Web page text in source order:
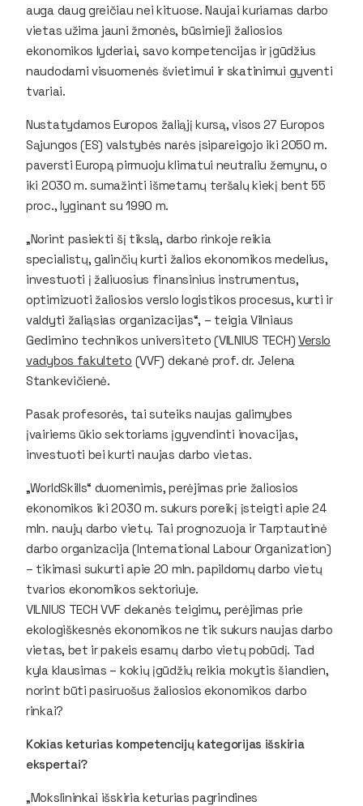
auga daug greičiau nei kituose. Naujai kuriamas darbo
vietas užima jauni žmonės, būsimieji žaliosios
ekonomikos lyderiai, savo kompetencijas ir įgūdžius
naudodami visuomenės švietimui ir skatinimui gyventi
tvariai.
Nustatydamos Europos žaliąjį kursą, visos 27 Europos
Sąjungos (ES) valstybės narės įsipareigojo iki 2050 m.
paversti Europą pirmuoju klimatui neutraliu žemynu, o
iki 2030 m. sumažinti išmetamų teršalų kiekį bent 55
proc., lyginant su 1990 m.
„Norint pasiekti šį tikslą, darbo rinkoje reikia
specialistų, galinčių kurti žalios ekonomikos medelius,
investuoti į žaliuosius finansinius instrumentus,
optimizuoti žaliosios verslo logistikos procesus, kurti ir
valdyti žaliąsias organizacijas“, – teigia Vilniaus
Gedimino technikos universiteto (VILNIUS TECH) Verslo
vadybos fakulteto (VVF) dekanė prof. dr. Jelena
Stankevičienė.
Pasak profesorės, tai suteiks naujas galimybes
įvairiems ūkio sektoriams įgyvendinti inovacijas,
investuoti bei kurti naujas darbo vietas.
„WorldSkills“ duomenimis, perėjimas prie žaliosios
ekonomikos iki 2030 m. sukurs poreikį įsteigti apie 24
mln. naujų darbo vietų. Tai prognozuoja ir Tarptautinė
darbo organizacija (International Labour Organization)
– tikimasi sukurti apie 20 mln. papildomų darbo vietų
tvarios ekonomikos sektoriuje.
VILNIUS TECH VVF dekanės teigimu, perėjimas prie
ekologiškesnės ekonomikos ne tik sukurs naujas darbo
vietas, bet ir pakeis esamų darbo vietų pobūdį. Tad
kyla klausimas – kokių įgūdžių reikia mokytis šiandien,
norint būti pasiruošus žaliosios ekonomikos darbo
rinkai?
Kokias keturias kompetencijų kategorijas išskiria
ekspertai?
„Mokslininkai išskiria keturias pagrindines